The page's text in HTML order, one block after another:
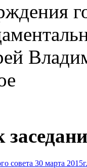
совета 30 марта 2015г.